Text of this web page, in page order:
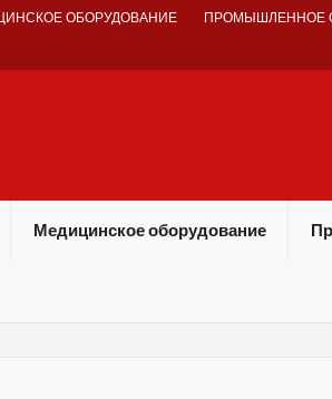
ОБОРУДОВАНИЕ ПРОМЫШЛЕННОЕ
Медицинское оборудование